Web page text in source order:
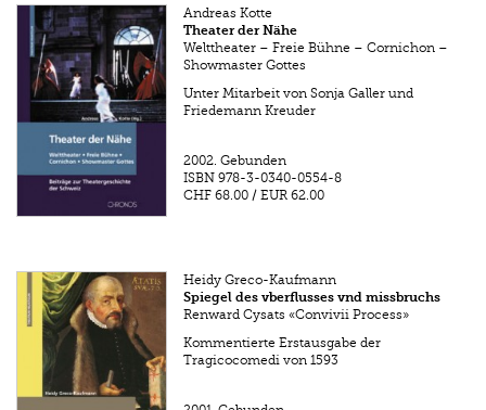
Andreas Kotte
Theater der Nähe
Welttheater – Freie Bühne – Cornichon –
Showmaster Gottes
Unter Mitarbeit von Sonja Galler und
Friedemann Kreuder
2002. Gebunden
ISBN 978-3-0340-0554-8
CHF 68.00 /EUR 62.00
Heidy Greco-Kaufmann
Spiegel des vberflusses vnd missbruchs
Renward Cysats «Convivii Process»
Kommentierte Erstausgabe der
Tragicocomedi von 1593